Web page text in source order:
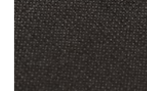
해보니 동영상도 3G 속도가 아주 느리지
없었고, ..